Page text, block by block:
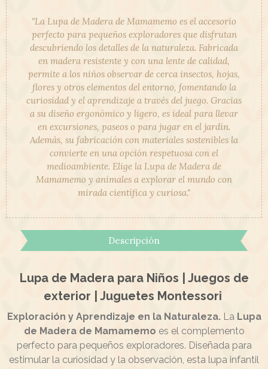
"La Lupa de Madera de Mamamemo es el accesorio
perfecto para pequeños exploradores que disfrutan
descubriendo los detalles de la naturaleza. Fabricada
en madera resistente y con una lente de calidad,
permite a los niños observar de cerca insectos, hojas,
flores y otros elementos del entorno, fomentando la
curiosidad y el aprendizaje a través del juego. Gracias
a su diseño ergonómico y ligero, es ideal para llevar
en excursiones, paseos o para jugar en el jardín.
Además, su fabricación con materiales sostenibles la
convierte en una opción respetuosa con el
medioambiente. Elige la Lupa de Madera de
Mamamemo y anímales a explorar el mundo con
mirada científica y curiosa."
Descripción
Lupa de Madera para Niños | Juegos de
exterior | Juguetes Montessori
Exploración y Aprendizaje en la Naturaleza. La Lupa
de Madera de Mamamemo es el complemento
perfecto para pequeños exploradores. Diseñada para
estimular la curiosidad y la observación, esta lupa infantil